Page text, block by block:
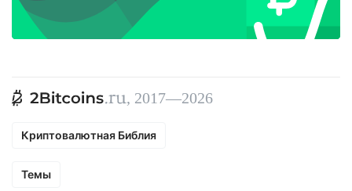
, 2017—2026
Криптовалютная Библия
Темы